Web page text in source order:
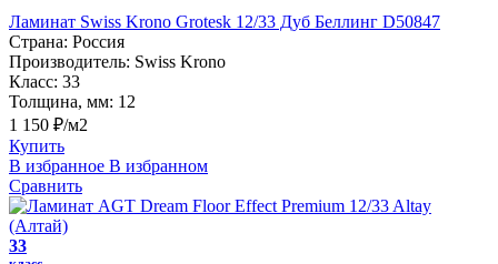
Ламинат Swiss Krono Grotesk 12/33 Дуб Беллинг D50847
Страна: Россия
Производитель: Swiss Krono
Класс: 33
Толщина, мм: 12
1 150 ₽/м2
Купить
В избранное В избранном
Сравнить
33